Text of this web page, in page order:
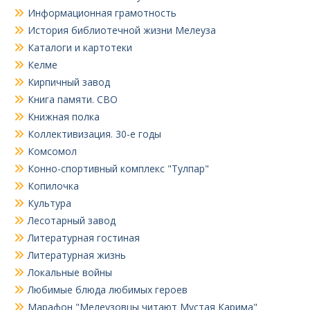
Информационная грамотность
История библиотечной жизни Мелеуза
Каталоги и картотеки
Келме
Кирпичный завод
Книга памяти. СВО
Книжная полка
Коллективизация. 30-е годы
Комсомол
Конно-спортивный комплекс "Тулпар"
Копилочка
Культура
Лесотарный завод
Литературная гостиная
Литературная жизнь
Локальные войны
Любимые блюда любимых героев
Марафон "Мелеузовцы читают Мустая Карима"